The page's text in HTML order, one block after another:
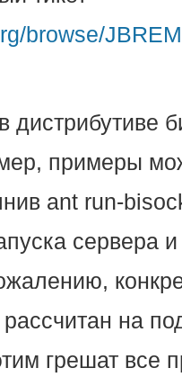
browse/
примеры
ant run-
сервера и
на
грешат все